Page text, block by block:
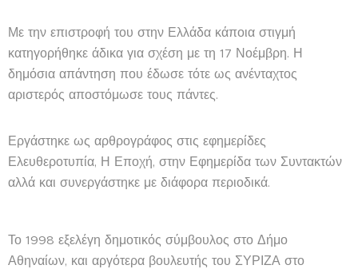
Με την επιστροφή του στην Ελλάδα κάποια στιγμή
κατηγορήθηκε άδικα για σχέση με τη 17 Νοέμβρη. Η
δημόσια απάντηση που έδωσε τότε ως ανένταχτος
αριστερός αποστόμωσε τους πάντες.
Εργάστηκε ως αρθρογράφος στις εφημερίδες
Ελευθεροτυπία, Η Εποχή, στην Εφημερίδα των Συντακτών
αλλά και συνεργάστηκε με διάφορα περιοδικά.
Το 1998 εξελέγη δημοτικός σύμβουλος στο Δήμο
Αθηναίων, και αργότερα βουλευτής του ΣΥΡΙΖΑ στο